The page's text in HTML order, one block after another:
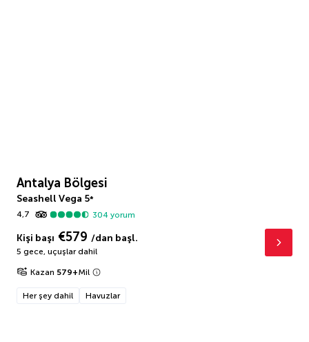
Antalya Bölgesi
Seashell Vega 5*
4,7
304 yorum
Kişi başı €579 /dan başl.
5 gece, uçuşlar dahil
Kazan 579+Mil
Her şey dahil Havuzlar